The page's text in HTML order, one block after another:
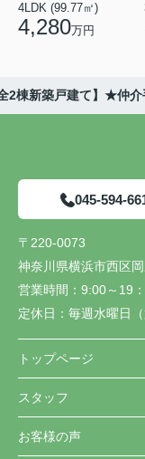
4LDK (99.77㎡)
4,280万円
2棟新築戸建て】★仲
045-594-
〒220-0073
神奈川県横浜市西区
営業時間： 9:00～19
定休日： 毎週水曜日（
トップページ
スタッフ
お客様の声